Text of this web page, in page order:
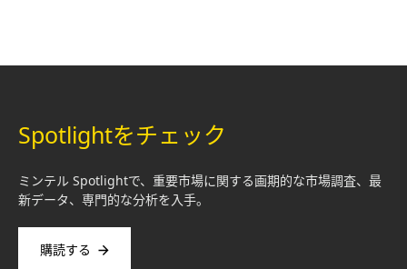
Spotlightをチェック
ミンテル Spotlightで、重要市場に関する画期的な市場調査、最
新データ、専門的な分析を入手。
購読する